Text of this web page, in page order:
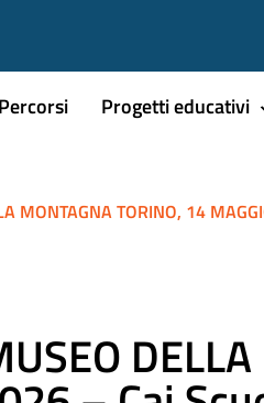
Percorsi Progetti educativi
MONTAGNA TORINO, 14